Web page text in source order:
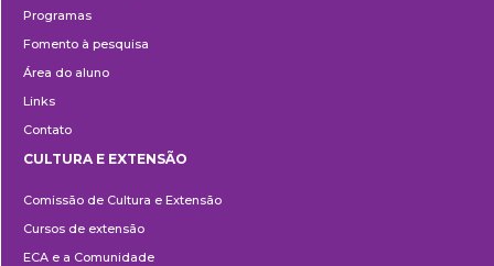
Programas
Fomento à pesquisa
Área do aluno
Links
Contato
e
Extensão
CULTURA E EXTENSÃO
Comissão de Cultura e Extensão
Cursos de extensão
ECA e a Comunidade